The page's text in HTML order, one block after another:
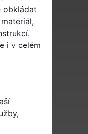
obkládat
i v celém